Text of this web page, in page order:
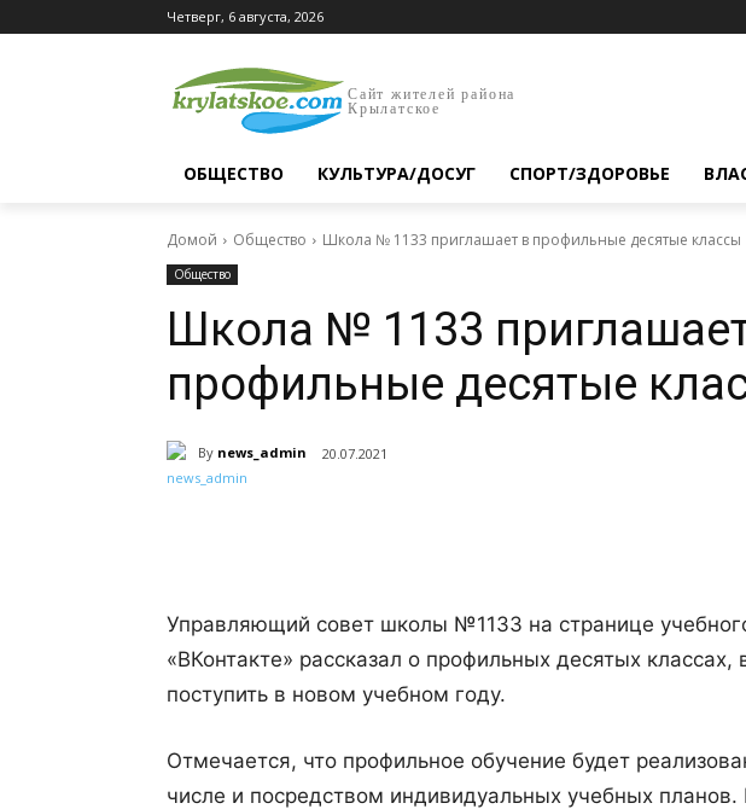
Четверг, 6 августа, 2026
Сайт жителей района
Крылатское
ОБЩЕСТВО КУЛЬТУРА/ДОСУГ СПОРТ/ЗДОРОВЬЕ
Домой Общество Школа № 1133 приглашает в профильные десятые классы
Общество
Школа № 1133
профильные десятые
By news_admin 20.07.2021
Управляющий совет школы №1133 на странице
«ВКонтакте» рассказал о профильных десятых
поступить в новом учебном году.
Отмечается, что профильное обучение будет
числе и посредством индивидуальных учебных